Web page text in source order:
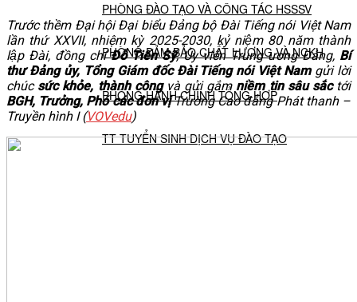
PHÒNG ĐÀO TẠO VÀ CÔNG TÁC HSSSV
PHÒNG ĐẢM BẢO CHẤT LƯỢNG VÀ NCKH
PHÒNG HÀNH CHÍNH TỔNG HỢP
TT TUYỂN SINH DỊCH VỤ ĐÀO TẠO
Trước thềm Đại hội Đại biểu Đảng bộ Đài Tiếng nói Việt Nam
lần thứ XXVII, nhiệm kỳ 2025-2030, kỷ niệm 80 năm thành
lập Đài, đồng chíĐỗ Tiến Sỹ, Ủy viên Trung ương Đảng, Bí
thư Đảng ủy, Tổng Giám đốc Đài Tiếng nói Việt Namgửi lời
chúc sức khỏe, thành côngvà gửi gắm niềm tin sâu sắc tới
BGH, Trưởng, Phó các đơn vịTrường Cao đẳng Phát thanh –
Truyền hình I (VOVedu)